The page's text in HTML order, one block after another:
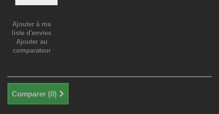
Ajouter à ma
liste d'envies
Ajouter au
comparateur
Comparer (0)